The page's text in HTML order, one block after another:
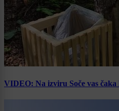
VIDEO: Na izviru Soče vas čaka